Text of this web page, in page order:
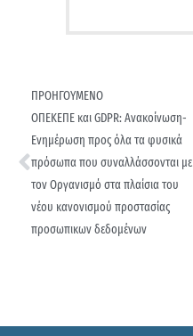
ΠΡΟΗΓΟΥΜΕΝΟ
ΟΠΕΚΕΠΕ και GDPR: Ανακοίνωση-
Ενημέρωση προς όλα τα φυσικά
πρόσωπα που συναλλάσσονται με
τον Οργανισμό στα πλαίσια του
νέου κανονισμού προστασίας
προσωπικων δεδομένων